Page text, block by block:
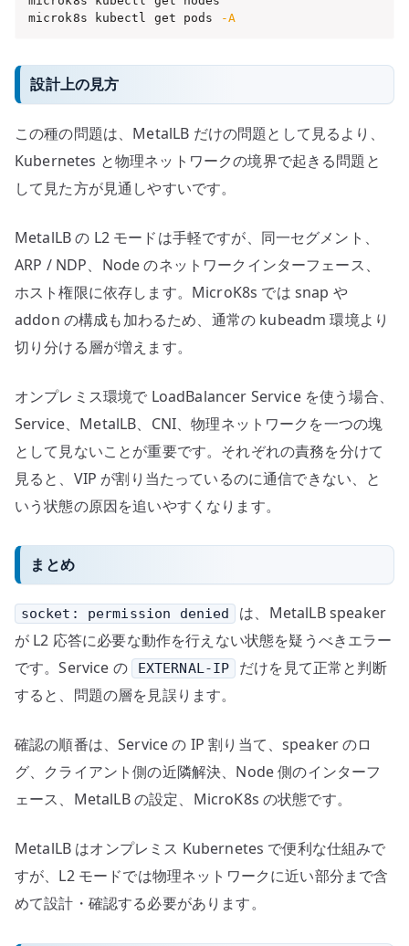
microk8s kubectl get pods
-A
設計上の見方
この種の問題は、MetalLB だけの問題として見るより、
Kubernetes と物理ネットワークの境界で起きる問題と
して見た方が見通しやすいです。
MetalLB の L2 モードは手軽ですが、同一セグメント、
ARP / NDP、Node のネットワークインターフェース、
ホスト権限に依存します。MicroK8s では snap や
addon の構成も加わるため、通常の kubeadm 環境より
切り分ける層が増えます。
オンプレミス環境で LoadBalancer Service を使う場合、
Service、MetalLB、CNI、物理ネットワークを一つの塊
として見ないことが重要です。それぞれの責務を分けて
見ると、VIP が割り当たっているのに通信できない、と
いう状態の原因を追いやすくなります。
まとめ
socket: permission denied
は、MetalLB speaker
が L2 応答に必要な動作を行えない状態を疑うべきエラー
です。Service の
EXTERNAL-IP
だけを見て正常と判断
すると、問題の層を見誤ります。
確認の順番は、Service の IP 割り当て、speaker のロ
グ、クライアント側の近隣解決、Node 側のインターフ
ェース、MetalLB の設定、MicroK8s の状態です。
MetalLB はオンプレミス Kubernetes で便利な仕組みで
すが、L2 モードでは物理ネットワークに近い部分まで含
めて設計・確認する必要があります。